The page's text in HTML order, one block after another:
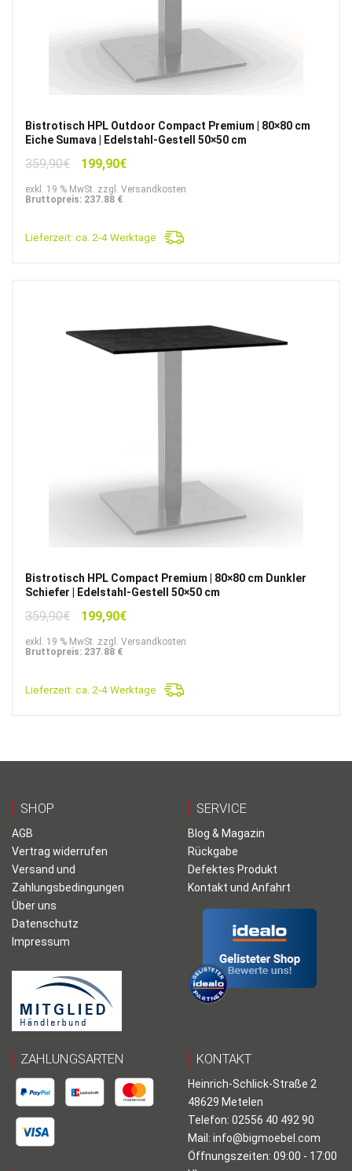
Bistrotisch HPL Outdoor Compact Premium | 80×80 cm
Eiche Sumava | Edelstahl-Gestell 50×50 cm
359,90€
Ursprünglicher
war:
199,90€Aktueller
ist:
exkl. 19 % MwSt. zzgl. Versandkosten
Bruttopreis: 237.88 €
Lieferzeit: ca. 2-4 Werktage
Bistrotisch HPL Compact Premium | 80×80 cm Dunkler
Schiefer | Edelstahl-Gestell 50×50 cm
359,90€
Ursprünglicher
war:
199,90€Aktueller
ist:
exkl. 19 % MwSt. zzgl. Versandkosten
Bruttopreis: 237.88 €
Lieferzeit: ca. 2-4 Werktage
SHOP
AGB
Vertrag widerrufen
Versand und
Zahlungsbedingungen
Über uns
Datenschutz
Impressum
SERVICE
Blog & Magazin
Rückgabe
Defektes Produkt
Kontakt und Anfahrt
ZAHLUNGSARTEN KONTAKT
Heinrich-Schlick-Straße 2
48629 Metelen
Telefon: 02556 40 492 90
Mail: info@bigmoebel.com
Öffnungszeiten: 09:00 - 17:00